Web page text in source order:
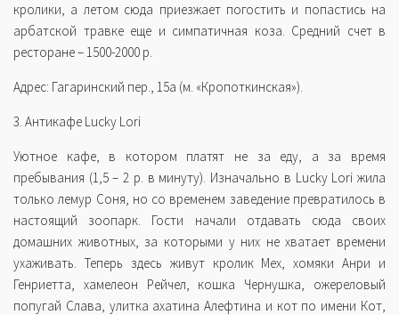
кролики, а летом сюда приезжает погостить и попастись на
арбатской травке еще и симпатичная коза. Средний счет в
ресторане – 1500-2000 р.
Адрес: Гагаринский пер., 15а (м. «Кропоткинская»).
3. Антикафе Lucky Lori
Уютное кафе, в котором платят не за еду, а за время
пребывания (1,5 – 2 р. в минуту). Изначально в Lucky Lori жила
только лемур Соня, но со временем заведение превратилось в
настоящий зоопарк. Гости начали отдавать сюда своих
домашних животных, за которыми у них не хватает времени
ухаживать. Теперь здесь живут кролик Мех, хомяки Анри и
Генриетта, хамелеон Рейчел, кошка Чернушка, ожереловый
попугай Слава, улитка ахатина Алефтина и кот по имени Кот,